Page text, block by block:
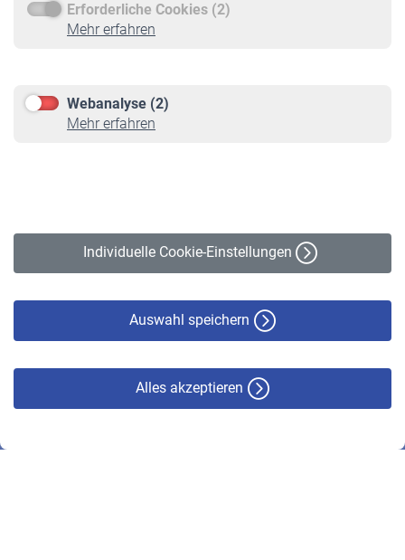
Erforderliche Cookies (2)
Mehr erfahren
Webanalyse (2)
Mehr erfahren
Individuelle Cookie-Einstellungen
Auswahl speichern
Alles akzeptieren
Service
Informationen
Online-Rechner
VBLnewsletter
Erklärung zur Barrierefreiheit
© VBL 2026